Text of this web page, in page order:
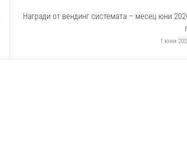
Награди от вендинг системата – месец юни
1 юни